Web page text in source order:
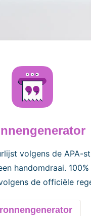
volgens de APA-
handomdraai.
de officiële